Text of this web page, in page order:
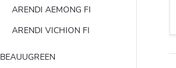
ARENDI AEMONG FI
ARENDI VICHION FI
BEAUUGREEN